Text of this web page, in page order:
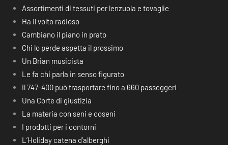
Assortimenti di tessuti per lenzuola e tovaglie
Ha il volto radioso
Cambiano il piano in prato
Chi lo perde aspetta il prossimo
Un Brian musicista
Le fa chi parla in senso figurato
Il 747-400 può trasportare fino a 660 passeggeri
Una Corte di giustizia
La materia con seni e coseni
I prodotti per i contorni
L’Holiday catena d’alberghi